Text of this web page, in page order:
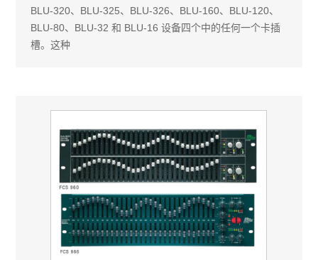
BLU-320、BLU-325、BLU-326、BLU-160、BLU-120、
BLU-80、BLU-32 和 BLU-16 设备四个中的任何一个卡插
槽。这种